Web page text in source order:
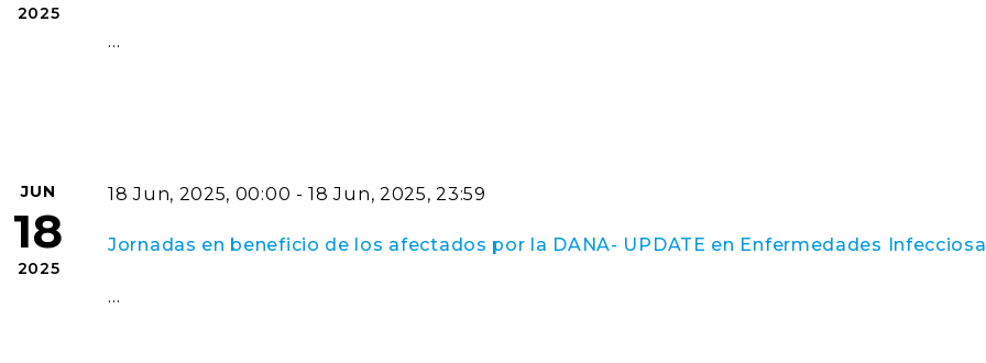
2025
…
JUN
18
2025
18 Jun, 2025, 00:00 - 18 Jun, 2025, 23:59
Jornadas en beneficio de los afectados por la DANA- UPDATE en Enfermedades
…